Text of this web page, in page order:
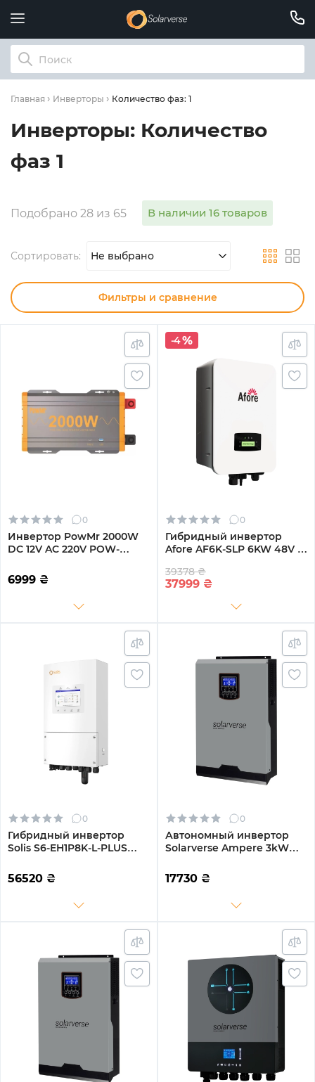
Главная Инверторы Количество фаз: 1
Инверторы: Количество
фаз 1
Подобрано 28 из 65 В наличии 16 товаров
Сортировать: Не выбрано
Фильтры и сравнение
0
Инвертор PowMr 2000W
DC 12V AC 220V POW-
6999 ₴
-4
0
Гибридный инвертор
Afore AF6K-SLP 6KW 48V 2
Однофазный (AF6K-SLP)
39378 ₴
37999 ₴
0
Гибридный инвертор
Solis S6-EH1P8K-L-PLUS
220V Однофазный
56520 ₴
0
Автономный инвертор
Solarverse Ampere 3kW
Однофазный (SV3024A)
17730 ₴